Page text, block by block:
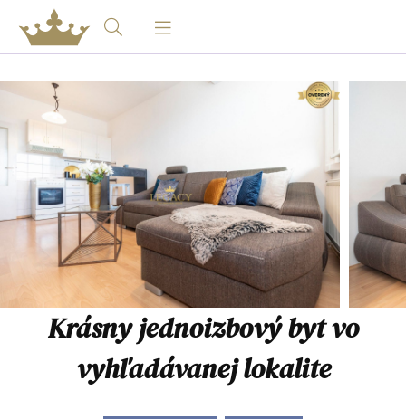
Krásny jednoizbový byt vo
vyhľadávanej lokalite